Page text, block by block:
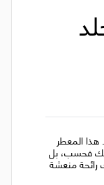
هذا المعطر
فحسب، بل
رائحة منعشة